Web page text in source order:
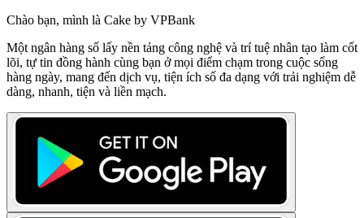
Chào bạn, mình là Cake by VPBank
Một ngân hàng số lấy nền tảng công nghệ và trí tuệ nhân tạo làm cốt
lõi, tự tin đồng hành cùng bạn ở mọi điểm chạm trong cuộc sống
hàng ngày, mang đến dịch vụ, tiện ích số đa dạng với trải nghiệm dễ
dàng, nhanh, tiện và liền mạch.